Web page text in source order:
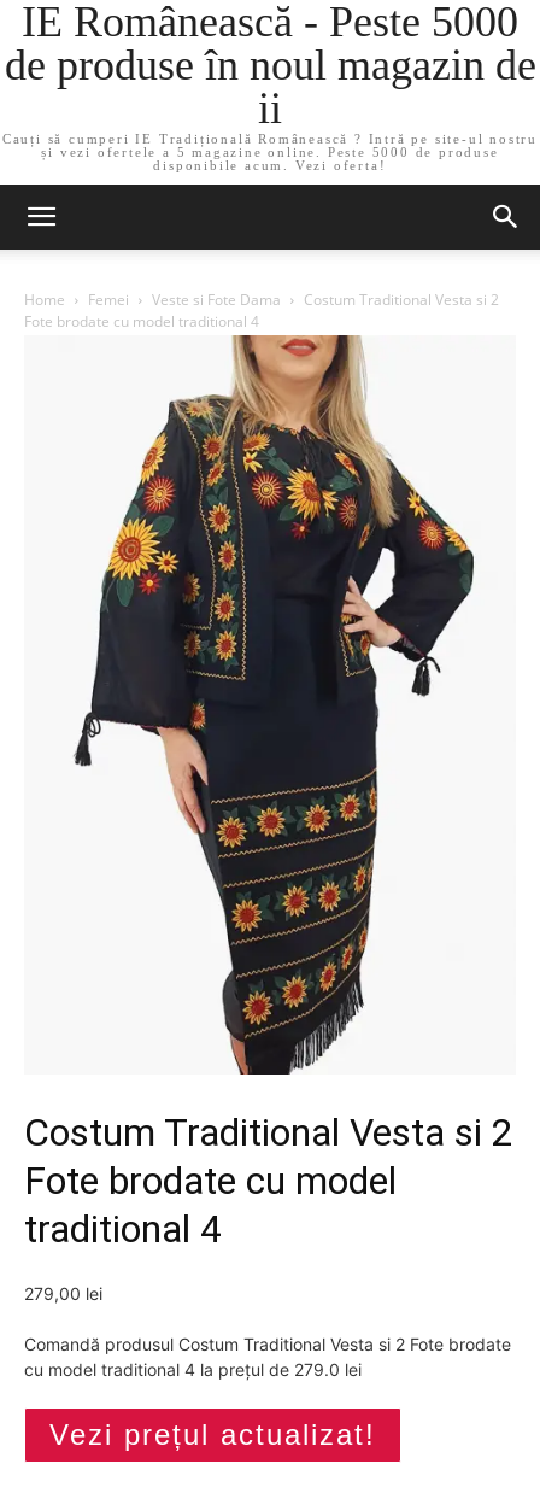
IE Românească - Peste 5000
de produse în noul magazin de
ii
Cauți să cumperi IE Tradițională Românească ? Intră pe site-ul nostru
și vezi ofertele a 5 magazine online. Peste 5000 de produse
disponibile acum. Vezi oferta!
Home Femei Veste si Fote Dama
Costum Traditional Vesta si 2
Fote brodate cu model traditional 4
Costum Traditional Vesta si 2
Fote brodate cu model
traditional 4
279,00 lei
Comandă produsul Costum Traditional Vesta si 2 Fote brodate
cu model traditional 4 la prețul de 279.0 lei
Vezi prețul actualizat!